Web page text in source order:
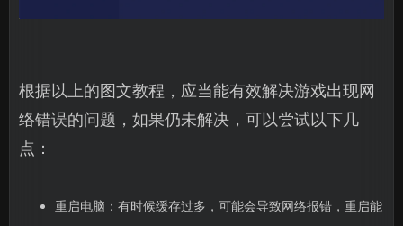
根据以上的图文教程，应当能有效解决游戏出现网
络错误的问题，如果仍未解决，可以尝试以下几
点：
重启电脑：有时候缓存过多，可能会导致网络报错，重启能